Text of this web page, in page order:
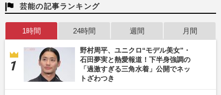
芸能の記事ランキング
1時間 24時間 週間 月間
野村周平、ユニクロ“モデル美女”・
石田夢実と熱愛報道！下半身強調の
「過激すぎる三角水着」公開でネッ
トざわつき